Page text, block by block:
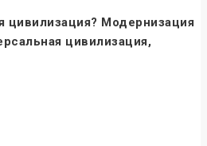
цивилизация? Модернизация
цивилизация,